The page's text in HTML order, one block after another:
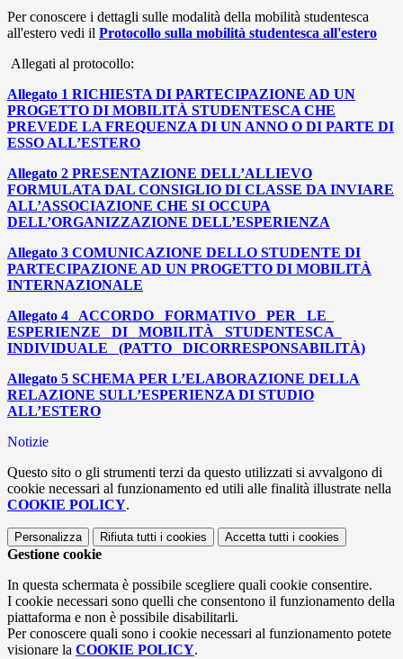
Per conoscere i dettagli sulle modalità della mobilità studentesca
all'estero vedi il Protocollo sulla mobilità studentesca all'estero
Allegati al protocollo:
Allegato 1 RICHIESTA DI PARTECIPAZIONE AD UN
PROGETTO DI MOBILITÀ STUDENTESCA CHE
PREVEDE LA FREQUENZA DI UN ANNO O DI PARTE DI
ESSO ALL’ESTERO
Allegato 2 PRESENTAZIONE DELL’ALLIEVO
FORMULATA DAL CONSIGLIO DI CLASSE DA INVIARE
ALL’ASSOCIAZIONE CHE SI OCCUPA
DELL’ORGANIZZAZIONE DELL’ESPERIENZA
Allegato 3 COMUNICAZIONE DELLO STUDENTE DI
PARTECIPAZIONE AD UN PROGETTO DI MOBILITÀ
INTERNAZIONALE
Allegato 4 ACCORDO FORMATIVO PER LE
ESPERIENZE DI MOBILITÀ STUDENTESCA
INDIVIDUALE (PATTO DICORRESPONSABILITÀ)
Allegato 5 SCHEMA PER L’ELABORAZIONE DELLA
RELAZIONE SULL’ESPERIENZA DI STUDIO
ALL’ESTERO
Notizie
Questo sito o gli strumenti terzi da questo utilizzati si avvalgono di
cookie necessari al funzionamento ed utili alle finalità illustrate nella
COOKIE POLICY.
Personalizza Rifiuta tutti i cookies Accetta tutti i cookies
Gestione cookie
In questa schermata è possibile scegliere quali cookie consentire.
I cookie necessari sono quelli che consentono il funzionamento della
piattaforma e non è possibile disabilitarli.
Per conoscere quali sono i cookie necessari al funzionamento potete
visionare la COOKIE POLICY.